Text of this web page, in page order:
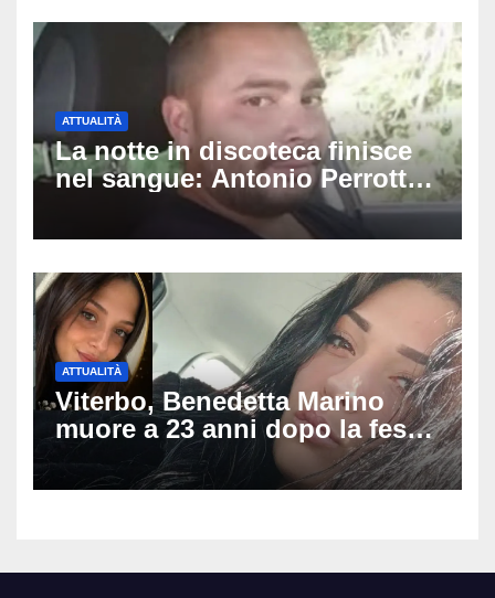
ATTUALITÀ
La notte in discoteca finisce
nel sangue: Antonio Perrotta
pestato a Sangineto, muore a
34 anni e lascia 4 figli
ATTUALITÀ
Viterbo, Benedetta Marino
muore a 23 anni dopo la festa
di compleanno: trovata senza
vita nell’ex consorzio, è giallo